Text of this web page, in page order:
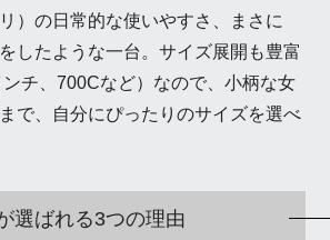
）の日常的な使いやすさ、まさに
したような一台。サイズ展開も豊富
ンチ、700Cなど）なので、小柄な女
で、自分にぴったりのサイズを選べ
選ばれる3つの理由